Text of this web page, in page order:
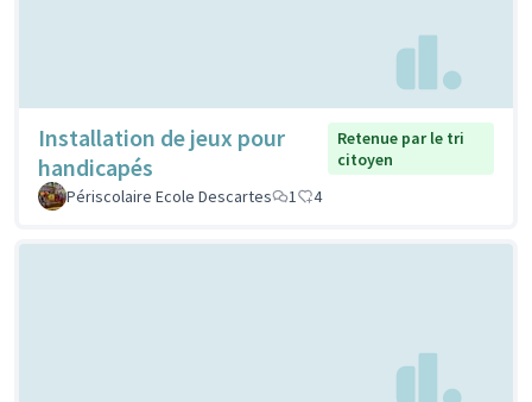
Installation de jeux pour
handicapés
Retenue par le tri
citoyen
Périscolaire Ecole Descartes
1 4